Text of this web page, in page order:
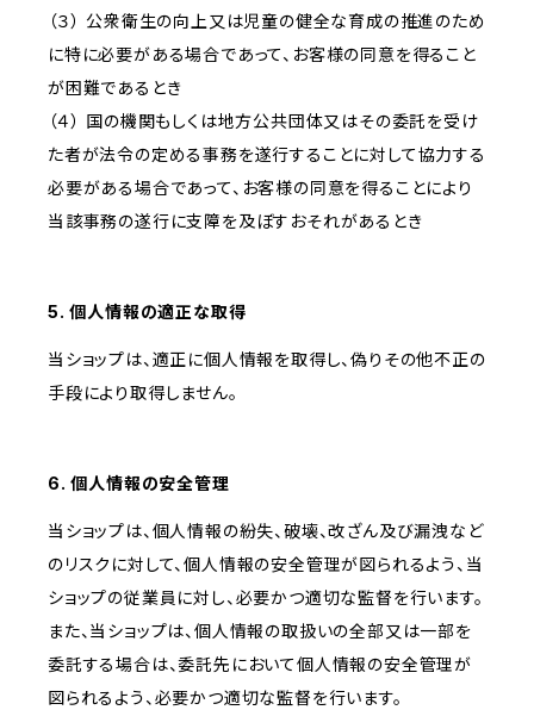
（３） 公衆衛生の向上又は児童の健全な育成の推進のため
に特に必要がある場合であって、お客様の同意を得ること
が困難であるとき
（４） 国の機関もしくは地方公共団体又はその委託を受け
た者が法令の定める事務を遂行することに対して協力する
必要がある場合であって、お客様の同意を得ることにより
当該事務の遂行に支障を及ぼすおそれがあるとき
5. 個人情報の適正な取得
当ショップは、適正に個人情報を取得し、偽りその他不正の
手段により取得しません。
6. 個人情報の安全管理
当ショップは、個人情報の紛失、破壊、改ざん及び漏洩など
のリスクに対して、個人情報の安全管理が図られるよう、当
ショップの従業員に対し、必要かつ適切な監督を行います。
また、当ショップは、個人情報の取扱いの全部又は一部を
委託する場合は、委託先において個人情報の安全管理が
図られるよう、必要かつ適切な監督を行います。